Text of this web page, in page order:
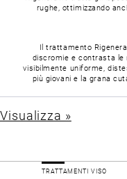
rughe, ottimizzando
Il trattamento
discromie e contrasta le
visibilmente uniforme,
più giovani e la grana
Visualizza »
TRATTAMENTI VISO